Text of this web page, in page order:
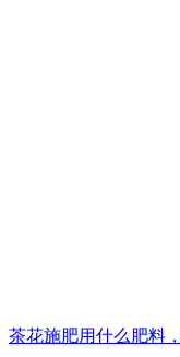
茶花施肥用什么肥料